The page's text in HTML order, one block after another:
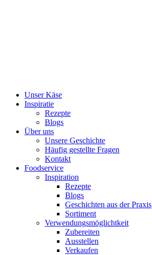
Unser Käse
Inspiratie
Rezepte
Blogs
Über uns
Unsere Geschichte
Häufig gestellte Fragen
Kontakt
Foodservice
Inspiration
Rezepte
Blogs
Geschichten aus der Praxis
Sortiment
Verwendungsmöglichtkeit
Zubereiten
Ausstellen
Verkaufen